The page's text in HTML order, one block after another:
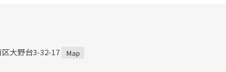
大野台3-32-17 Map